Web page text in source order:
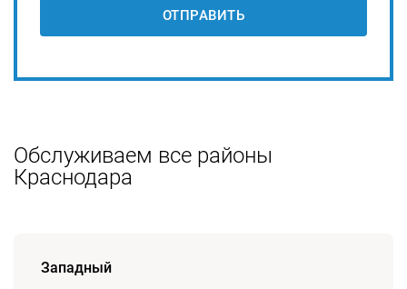
ОТПРАВИТЬ
Обслуживаем все районы
Краснодара
Западный